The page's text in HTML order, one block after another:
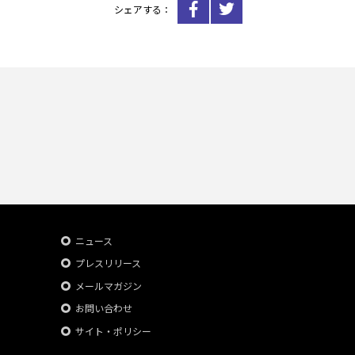
シェアする：
ニュース
プレスリリース
メールマガジン
お問い合わせ
サイト・ポリシー